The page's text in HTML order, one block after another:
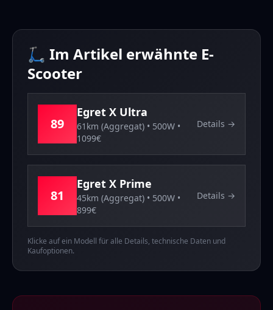
🛴 Im Artikel erwähnte E-
Scooter
89
Egret X Ultra
61km (Aggregat) • 500W •
1099€
Details →
81
Egret X Prime
45km (Aggregat) • 500W •
899€
Details →
Klicke auf ein Modell für alle Details, technische Daten und
Kaufoptionen.